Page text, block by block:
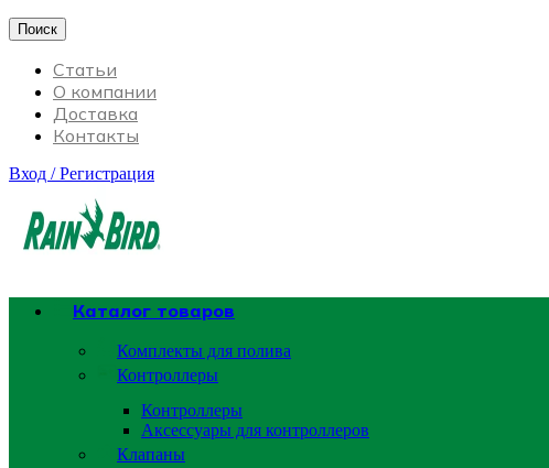
Поиск
Статьи
О компании
Доставка
Контакты
Вход / Регистрация
Каталог товаров
Комплекты для полива
Контроллеры
Контроллеры
Аксессуары для контроллеров
Клапаны